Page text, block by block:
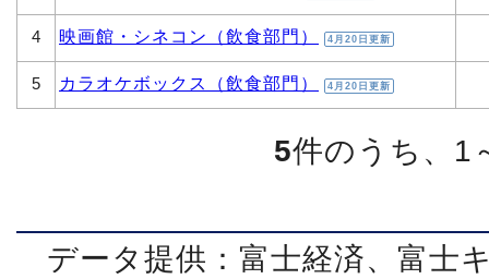
4 映画館・シネコン（飲食部門） 4月20日更新
5 カラオケボックス（飲食部門） 4月20日更新
5件のうち、1
データ提供：富士経済、富士